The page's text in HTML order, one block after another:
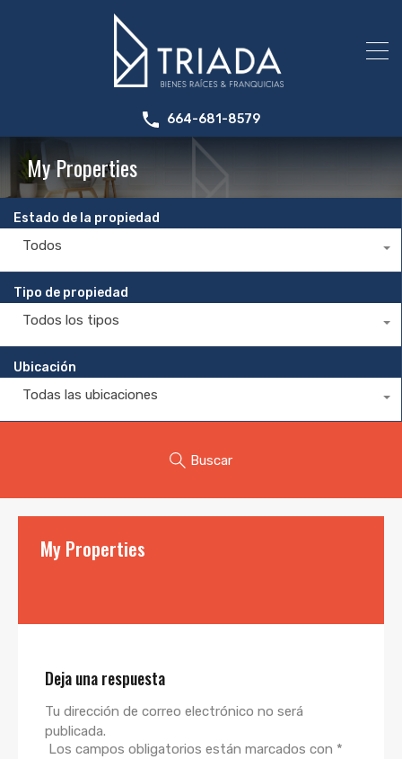
664-681-8579
My Properties
Estado de la propiedad
Todos
Tipo de propiedad
Todos los tipos
Ubicación
Todas las ubicaciones
Buscar
My Properties
Deja una respuesta
Tu dirección de correo electrónico no será
publicada.
Los campos obligatorios están marcados con *